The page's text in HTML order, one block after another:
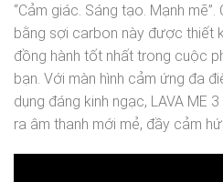
“Cảm giác. Sáng tạo. Mạnh
bằng sợi carbon này được thiết
đồng hành tốt nhất trong cuộc
bạn. Với màn hình cảm ứng đa
dụng đáng kinh ngạc, LAVA ME
ra âm thanh mới mẻ, đầy cảm